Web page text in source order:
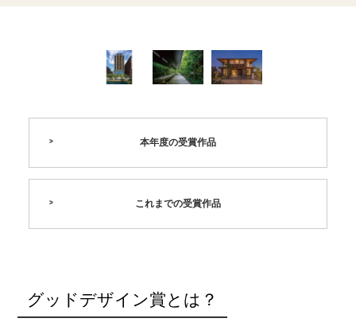
本年度の受賞作品
これまでの受賞作品
グッドデザイン賞とは？